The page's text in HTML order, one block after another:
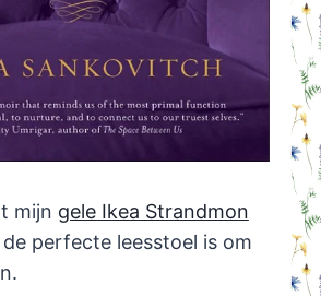
mijn gele Ikea Strandmon
perfecte leesstoel is om